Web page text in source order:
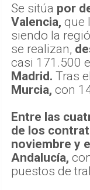
Se sitúa por
Valencia, que
siendo la
se realizan,
casi 171.500
Madrid. Tras
Murcia, con
Entre las
de los
noviembre y
Andalucía,
puestos de